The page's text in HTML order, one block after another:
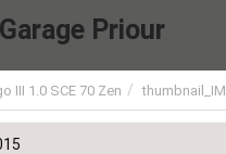
Garage Priour
III 1.0 SCE 70 Zen